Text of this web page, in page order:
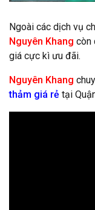
Ngoài các dịch vụ
Nguyên Khang còn
giá cực kì ưu đãi.
Nguyên Khang
thảm giá rẻ tại